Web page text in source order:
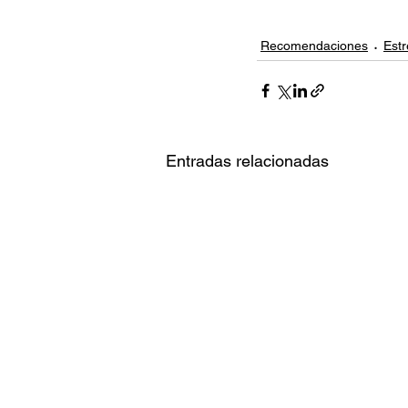
Recomendaciones
Entradas relacionadas